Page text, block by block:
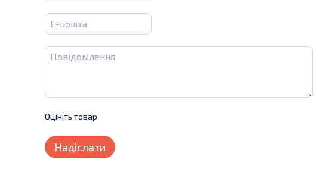
Оцініть товар
Надіслати